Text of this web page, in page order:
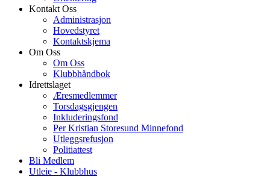
Kontakt Oss
Administrasjon
Hovedstyret
Kontaktskjema
Om Oss
Om Oss
Klubbhåndbok
Idrettslaget
Æresmedlemmer
Torsdagsgjengen
Inkluderingsfond
Per Kristian Storesund Minnefond
Utleggsrefusjon
Politiattest
Bli Medlem
Utleie - Klubbhus